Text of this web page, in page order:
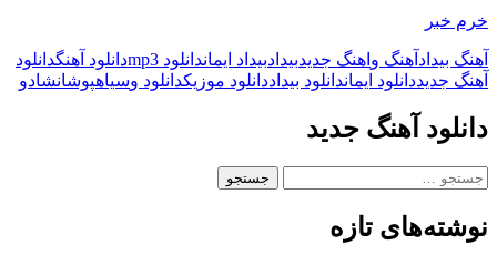
خرم خبر
آهنگ بیداد آهنگ و اهنگ جدیدبیدادبیداد ایماندانلود mp3 دانلود آهنگدانلود
آهنگ جدیددانلود ایماندانلود بیداددانلود موزیکدانلود وسیاهپوشانشادو
دانلود آهنگ جدید
جستجو
نوشته‌های تازه